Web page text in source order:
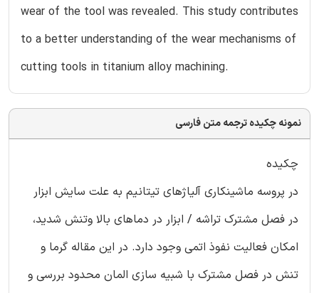
wear of the tool was revealed. This study contributes
to a better understanding of the wear mechanisms of
cutting tools in titanium alloy machining.
نمونه چکیده ترجمه متن فارسی
چکیده
در پروسه ماشینکاری آلیاژهای تیتانیم به علت سایش ابزار
در فصل مشترک تراشه / ابزار در دماهای بالا وتنش شدید،
امکان فعالیت نفوذ اتمی وجود دارد. در این مقاله گرما و
تنش در فصل مشترک با شبیه سازی المان محدود بررسی و